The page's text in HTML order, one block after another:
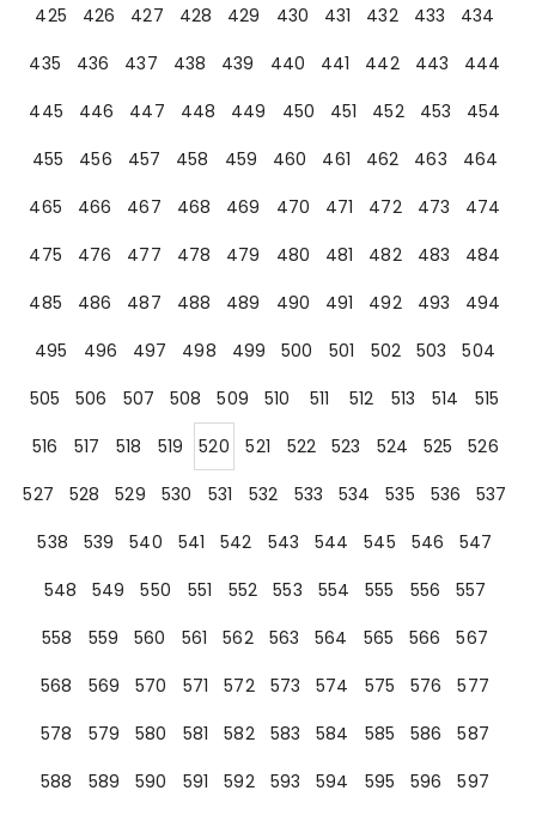
425
426 427 428 429 430 431 432 433
434
435
436 437 438 439 440 441 442 443
444
445
446 447 448 449 450 451 452 453
454
455
456 457 458 459 460 461 462 463
464
465
466 467 468 469 470 471 472 473
474
475
476 477 478 479 480 481 482 483
484
485
486 487 488 489 490 491 492 493
494
495
496 497 498 499 500 501 502 503
504
505
506 507 508 509 510 511 512 513 514
515
516
517 518 519 520 521 522 523 524 525
526
527
528 529 530 531 532 533 534 535 536
537
538
539 540 541 542 543 544 545 546
547
548
549 550 551 552 553 554 555 556
557
558
559 560 561 562 563 564 565 566
567
568
569 570 571 572 573 574 575 576
577
578
579 580 581 582 583 584 585 586
587
588
589 590 591 592 593 594 595 596
597